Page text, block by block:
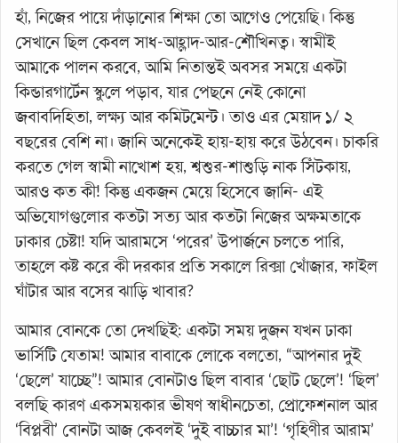
হাঁ, নিজের পায়ে দাঁড়ানোর শিক্ষা তো আগেও পেয়েছি। কিন্তু
সেখানে ছিল কেবল সাধ-আহ্লাদ-আর-শৌখিনত্ব। স্বামীই
আমাকে পালন করবে, আমি নিতান্তই অবসর সময়ে একটা
কিন্ডারগার্টেন স্কুলে পড়াব, যার পেছনে নেই কোনো
জবাবদিহিতা, লক্ষ্য আর কমিটমেন্ট। তাও এর মেয়াদ ১/ ২
বছরের বেশি না। জানি অনেকেই হায়-হায় করে উঠবেন। চাকরি
করতে গেল স্বামী নাখোশ হয়, শ্বশুর-শাশুড়ি নাক সিঁটকায়,
আরও কত কী! কিন্তু একজন মেয়ে হিসেবে জানি- এই
অভিযোগগুলোর কতটা সত্য আর কতটা নিজের অক্ষমতাকে
ঢাকার চেষ্টা! যদি আরামসে ‘পরের’ উপার্জনে চলতে পারি,
তাহলে কষ্ট করে কী দরকার প্রতি সকালে রিক্সা খোঁজার, ফাইল
ঘাঁটার আর বসের ঝাড়ি খাবার?
আমার বোনকে তো দেখছিই: একটা সময় দুজন যখন ঢাকা
ভার্সিটি যেতাম! আমার বাবাকে লোকে বলতো, “আপনার দুই
‘ছেলে’ যাচ্ছে”! আমার বোনটাও ছিল বাবার ‘ছোট ছেলে’! ‘ছিল’
বলছি কারণ একসময়কার ভীষণ স্বাধীনচেতা, প্রোফেশনাল আর
‘বিপ্লবী’ বোনটা আজ কেবলই ‘দুই বাচ্চার মা’! ‘গৃহিণীর আরাম’